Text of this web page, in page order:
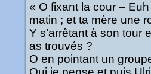
« O fixant la cour –
matin ; et ta mère une
Y s’arrêtant à son tour
as trouvés ?
O en pointant un